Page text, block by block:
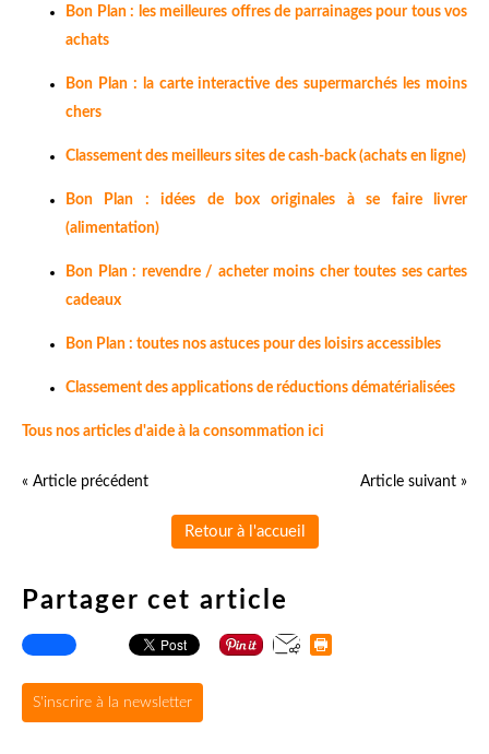
Bon Plan : les meilleures offres de parrainages pour tous vos
achats
Bon Plan : la carte interactive des supermarchés les moins
chers
Classement des meilleurs sites de cash-back (achats en ligne)
Bon Plan : idées de box originales à se faire livrer
(alimentation)
Bon Plan : revendre / acheter moins cher toutes ses cartes
cadeaux
Bon Plan : toutes nos astuces pour des loisirs accessibles
Classement des applications de réductions dématérialisées
Tous nos articles d'aide à la consommation ici
« Article précédent Article suivant »
Retour à l'accueil
Partager cet article
S'inscrire à la newsletter